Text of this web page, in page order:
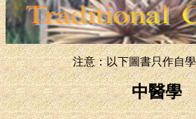
注意：以下圖書只作自
中醫學